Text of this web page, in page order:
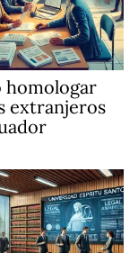
homologar
extranjeros